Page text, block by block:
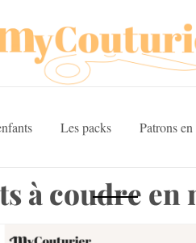
Les packs Patrons
à coudre en